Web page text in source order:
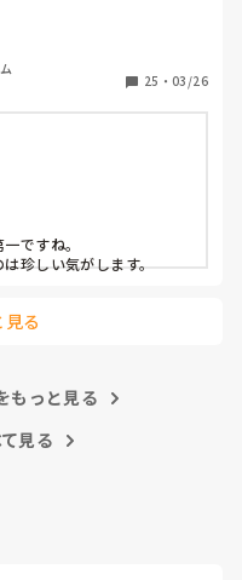
25 ・ 03/26
ですね。
珍しい気がします。
る
もっと見る
見る